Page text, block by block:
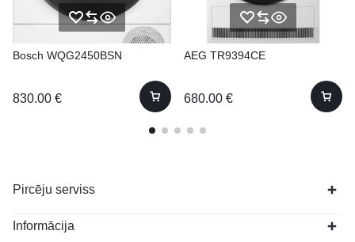
Bosch WQG2450BSN
830.00 €
AEG TR9394CE
680.00 €
Pircēju serviss
Informācija